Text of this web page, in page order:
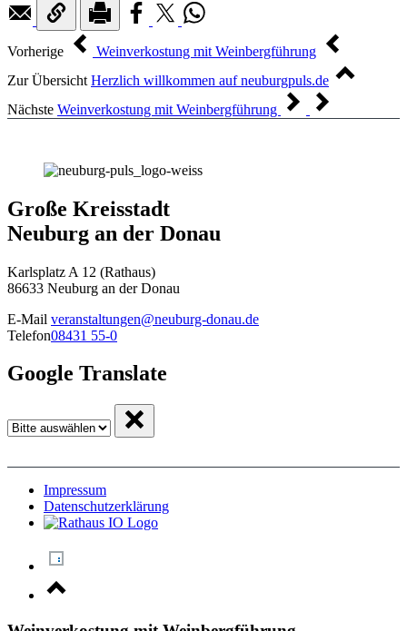
Vorherige
Weinverkostung mit Weinbergführung
Zur Übersicht Herzlich willkommen auf neuburgpuls.de
Nächste Weinverkostung mit Weinbergführung
Große Kreisstadt
Neuburg an der Donau
Karlsplatz A 12 (Rathaus)
86633 Neuburg an der Donau
E-Mail veranstaltungen@neuburg-donau.de
Telefon08431 55-0
Google Translate
Impressum
Datenschutzerklärung